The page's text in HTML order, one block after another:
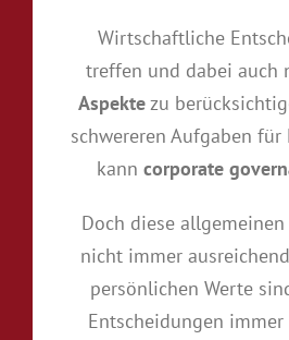
Wirtschaftliche
treffen und dabei auch
Aspektezu
schwereren Aufgaben für
kann corporate
Doch diese
nicht immer
persönlichen Werte
Entscheidungen